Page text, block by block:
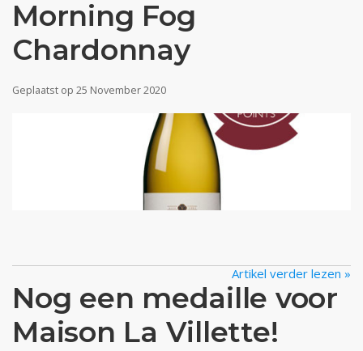
Morning Fog
Chardonnay
Geplaatst op 25 November 2020
Artikel verder lezen »
Nog een medaille voor
Maison La Villette!